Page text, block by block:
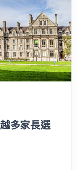
多家長選